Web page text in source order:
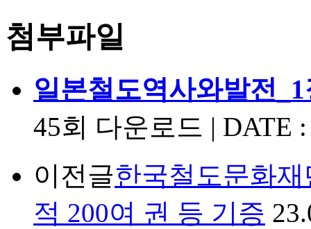
첨부파일
일본철도역사와발전
45회 다운로드 | DATE
이전글한국철도문화
적 200여 권 등 기증